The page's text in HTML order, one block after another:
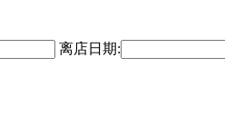
离店日期: